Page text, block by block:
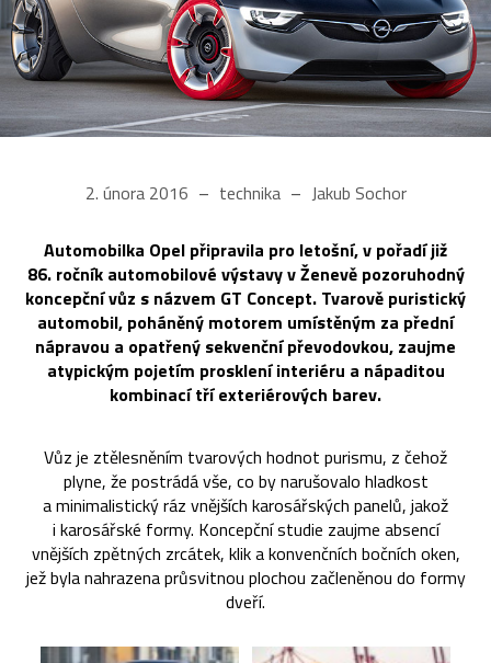
2. února 2016 technika Jakub Sochor
Automobilka Opel připravila pro letošní, v pořadí již
86. ročník automobilové výstavy v Ženevě pozoruhodný
koncepční vůz s názvem GT Concept. Tvarově puristický
automobil, poháněný motorem umístěným za přední
nápravou a opatřený sekvenční převodovkou, zaujme
atypickým pojetím prosklení interiéru a nápaditou
kombinací tří exteriérových barev.
Vůz je ztělesněním tvarových hodnot purismu, z čehož
plyne, že postrádá vše, co by narušovalo hladkost
a minimalistický ráz vnějších karosářských panelů, jakož
i karosářské formy. Koncepční studie zaujme absencí
vnějších zpětných zrcátek, klik a konvenčních bočních oken,
jež byla nahrazena průsvitnou plochou začleněnou do formy
dveří.